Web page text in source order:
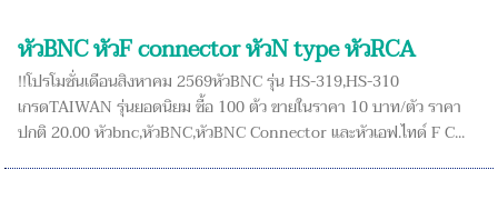
หัวBNC หัวF connector หัวN type หัวRCA
!!โปรโมชั่นเดือนสิงหาคม 2569หัวBNC รุ่น HS-319,HS-310
เกรดTAIWAN รุ่นยอดนิยม ซื้อ 100 ต้ว ขายในราคา 10 บาท/ตัว ราคา
ปกติ 20.00 หัวbnc,หัวBNC,หัวBNC Connector และหัวเอฟ.ไทด์ F C...